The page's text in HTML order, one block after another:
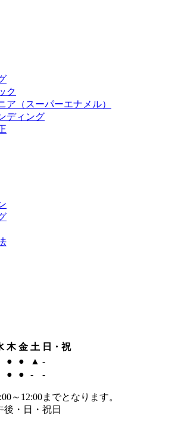
ク
ア （スーパーエナメル）
ディング
木 金 土 日・祝
● ● ▲ -
● ● - -
～12:00までとなります。
・日・祝日